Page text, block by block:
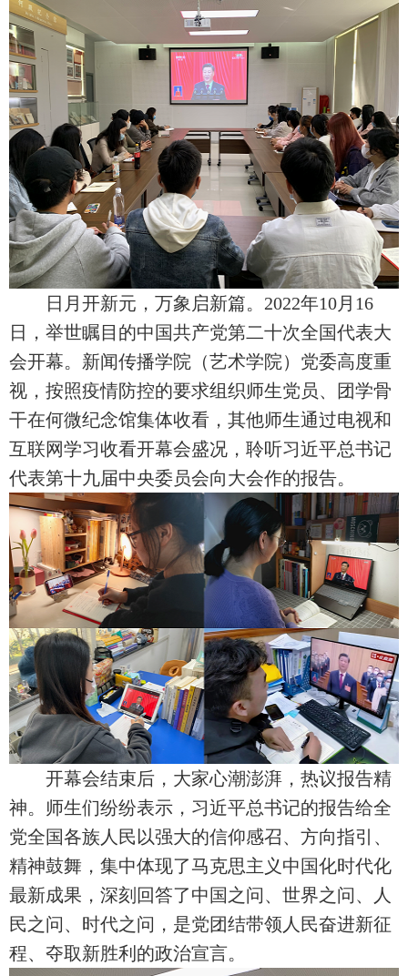
日月开新元，万象启新篇。 2022年10月 16
日，举世瞩目的中国共产党第二十次全国代表大
会开幕。新闻传播学院（艺术学院）党委高度重
视，按照疫情防控的要求组织师生党员、团学骨
干在何微纪念馆集体收看，其他师生通过电视和
互联网学习收看开幕会盛况，聆听习近平总书记
代表第十九届中央委员会向大会作的报告。
开幕会结束后，大家心潮澎湃，热议报告精
神。师生们纷纷表示，习近平总书记的报告给全
党全国各族人民以强大的信仰感召、方向指引、
精神鼓舞，集中体现了马克思主义中国化时代化
最新成果，深刻回答了中国之问、世界之问、人
民之问、时代之问，是党团结带领人民奋进新征
程、夺取新胜利的政治宣言。